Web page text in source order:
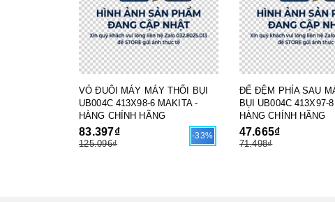
VỎ ĐUÔI MÁY MÁY THỔI BỤI
UB004C 413X98-6 MAKITA -
HÀNG CHÍNH HÃNG
83.397₫
125.096₫
-33%
ĐẾ ĐỆM PHÍA SAU
BỤI UB004C 413X97-
HÀNG CHÍNH HÃNG
47.665₫
71.498₫